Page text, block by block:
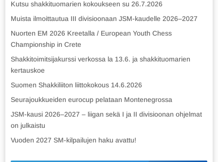
Kutsu shakkituomarien kokoukseen su 26.7.2026
Muista ilmoittautua III divisioonaan JSM-kaudelle 2026–2027
Nuorten EM 2026 Kreetalla / European Youth Chess
Championship in Crete
Shakkitoimitsijakurssi verkossa la 13.6. ja shakkituomarien
kertauskoe
Suomen Shakkiliiton liittokokous 14.6.2026
Seurajoukkueiden eurocup pelataan Montenegrossa
JSM-kausi 2026–2027 – liigan sekä I ja II divisioonan ohjelmat
on julkaistu
Vuoden 2027 SM-kilpailujen haku avattu!